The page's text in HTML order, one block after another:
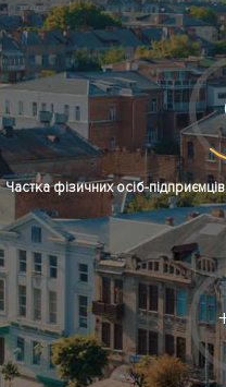
Частка фізичних осіб-